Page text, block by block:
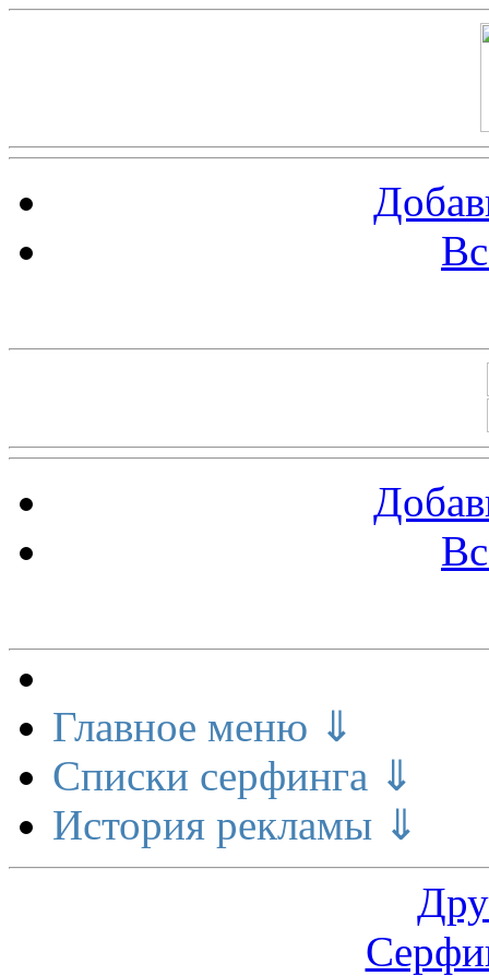
Главное меню ⇓
Списки серфинга ⇓
История рекламы ⇓